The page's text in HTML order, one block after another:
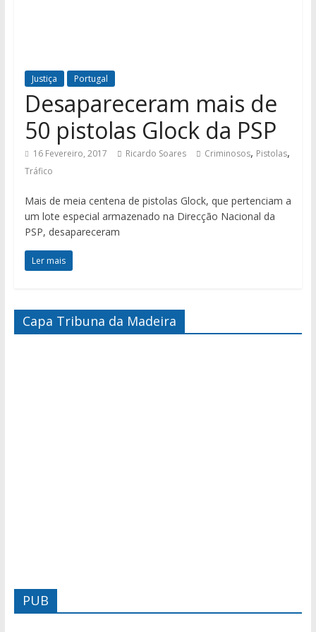
Justiça Portugal
Desapareceram mais de
50 pistolas Glock da PSP
16 Fevereiro, 2017 Ricardo Soares Criminosos, Pistolas,
Tráfico
Mais de meia centena de pistolas Glock, que pertenciam a
um lote especial armazenado na Direcção Nacional da
PSP, desapareceram
Ler mais
Capa Tribuna da Madeira
PUB